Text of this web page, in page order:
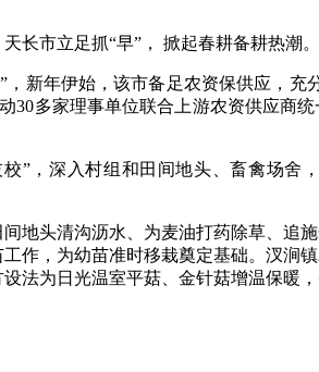
长市立足抓“早”， 掀起春耕备耕热潮。
新年伊始，该市备足农资保供应，
多家理事单位联合上游农资供应商
，深入村组和田间地头、畜禽场舍
地头清沟沥水、为麦油打药除草、追
作，为幼苗准时移栽奠定基础。汊涧
法为日光温室平菇、金针菇增温保暖